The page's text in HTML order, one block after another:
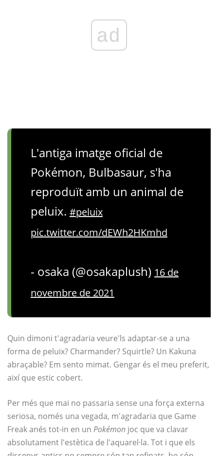
ad
L'antiga imatge oficial de
Pokémon, Bulbasaur, s'ha
reproduït amb un animal de
peluix. #peluix
pic.twitter.com/dEWh2HKmhd
- osaka (@osakaplush) 16 de
novembre de 2021
Quin dimoni t'agradaria veure'ls adaptar-se a una
forma de peluix? Charmander? Squirtle? Un Kakuna
abraçable? Em sento mimat. Gengar és el meu preferit,
així que estic cobert.
Per més que mai no passaria sense una força externa
seriosa, només una vegada, m'agradaria que Game
Freak anés tot-in en un Pokémon joc que va clavar
absolutament l'estètica de l'aquarel·la. Tot i que els